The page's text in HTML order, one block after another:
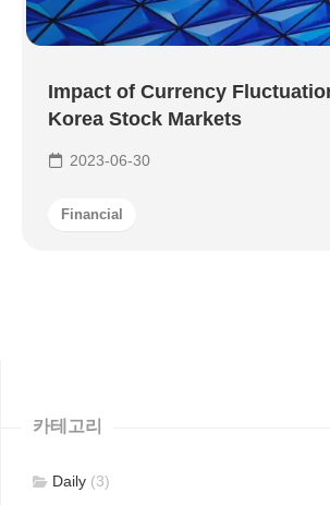
Impact of Currency
Korea Stock Markets
2023-06-30
Financial
카테고리
Daily (3)